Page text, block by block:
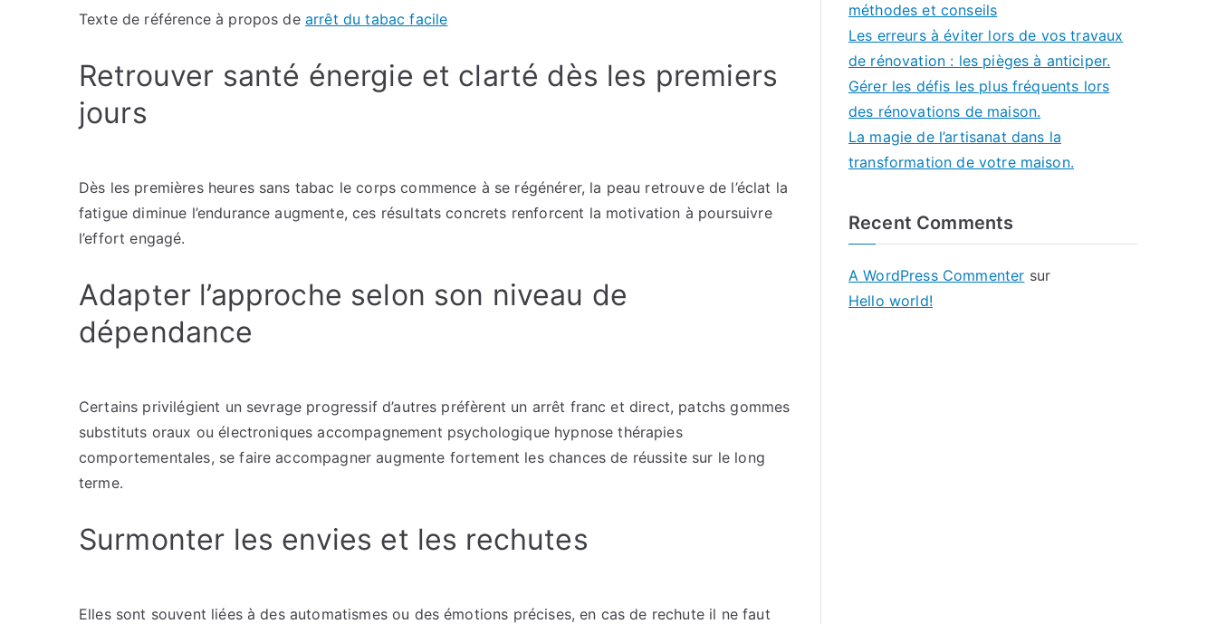
Texte de référence à propos de arrêt du tabac facile
Retrouver santé énergie et clarté dès les premiers
jours
Dès les premières heures sans tabac le corps commence à se régénérer, la peau retrouve de l’éclat la
fatigue diminue l’endurance augmente, ces résultats concrets renforcent la motivation à poursuivre
l’effort engagé.
Adapter l’approche selon son niveau de
dépendance
Certains privilégient un sevrage progressif d’autres préfèrent un arrêt franc et direct, patchs gommes
substituts oraux ou électroniques accompagnement psychologique hypnose thérapies
comportementales, se faire accompagner augmente fortement les chances de réussite sur le long
terme.
Surmonter les envies et les rechutes
Elles sont souvent liées à des automatismes ou des émotions précises, en cas de rechute il ne faut
méthodes et conseils
Les erreurs à éviter lors de vos travaux
de rénovation : les pièges à anticiper.
Gérer les défis les plus fréquents lors
des rénovations de maison.
La magie de l’artisanat dans la
transformation de votre maison.
Recent Comments
A WordPress Commenter sur
Hello world!